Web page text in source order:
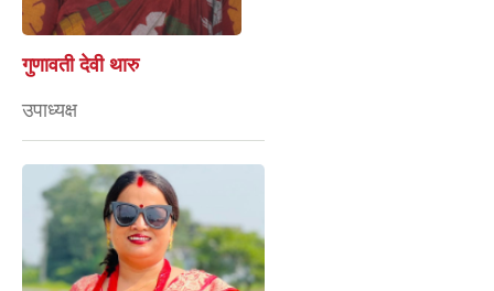
गुणावती देवी थारु
उपाध्यक्ष